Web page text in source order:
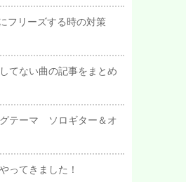
リーズする時の対策
てない曲の記事をまとめ
テーマ ソロギター＆オ
ってきました！